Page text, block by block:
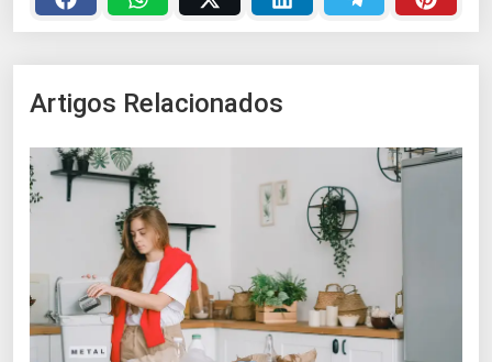
Artigos Relacionados